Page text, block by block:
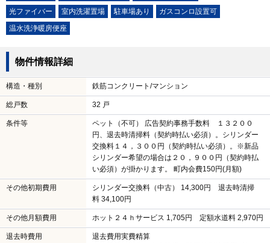
光ファイバー
室内洗濯置場 駐車場あり
ガスコンロ設置可
温水洗浄暖房便座
物件情報詳細
構造・種別 鉄筋コンクリート/マンション
総戸数 32 戸
条件等
ペット（不可） 広告契約事務手数料 １３２００
円、退去時清掃料（契約時払い必須）。シリンダー
交換料１４，３００円（契約時払い必須）。※新品
シリンダー希望の場合は２０，９００円（契約時払
い必須）が掛かります。 町内会費150円(月額)
その他初期費用
シリンダー交換料（中古） 14,300円 退去時清掃
料 34,100円
その他月額費用 ホット２４ｈサービス 1,705円 定額水道料 2,970円
退去時費用
退去費用実費精算